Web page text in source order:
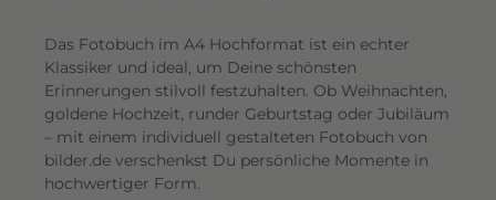
Das Fotobuch im A4 Hochformat ist ein echter
Klassiker und ideal, um Deine schönsten
Erinnerungen stilvoll festzuhalten. Ob Weihnachten,
goldene Hochzeit, runder Geburtstag oder Jubiläum
– mit einem individuell gestalteten Fotobuch von
bilder.de verschenkst Du persönliche Momente in
hochwertiger Form.